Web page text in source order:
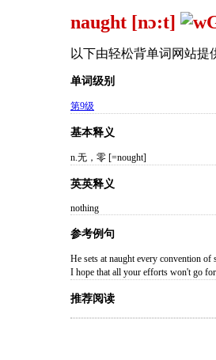
naught [nɔ:t]
以下由轻松背单词网站提
单词级别
第9级
基本释义
n.无，零 [=nought]
英英释义
nothing
参考例句
He sets at naught every convention
I hope that all your efforts won't go
推荐阅读